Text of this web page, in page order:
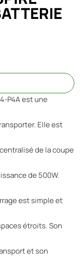
P4A est une
Elle est
de la coupe
de 500W.
est simple et
étroits. Son
et son